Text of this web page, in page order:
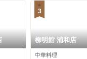
3
柳明館 浦和店
中華料理